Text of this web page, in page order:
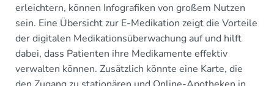
erleichtern, können Infografiken von großem Nutzen
sein. Eine Übersicht zur E-Medikation zeigt die Vorteile
der digitalen Medikationsüberwachung auf und hilft
dabei, dass Patienten ihre Medikamente effektiv
verwalten können. Zusätzlich könnte eine Karte, die